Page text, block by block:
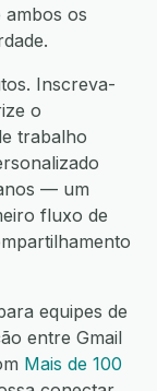
ambos os
Inscreva-
o
trabalho
— um
fluxo de
equipes de
entre Gmail
Mais de 100